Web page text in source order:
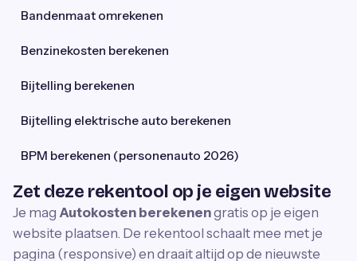
Bandenmaat omrekenen
Benzinekosten berekenen
Bijtelling berekenen
Bijtelling elektrische auto berekenen
BPM berekenen (personenauto 2026)
Zet deze rekentool op je eigen website
Je mag Autokosten berekenengratis op je eigen
website plaatsen. De rekentool schaalt mee met je
pagina (responsive) en draait altijd op de nieuwste